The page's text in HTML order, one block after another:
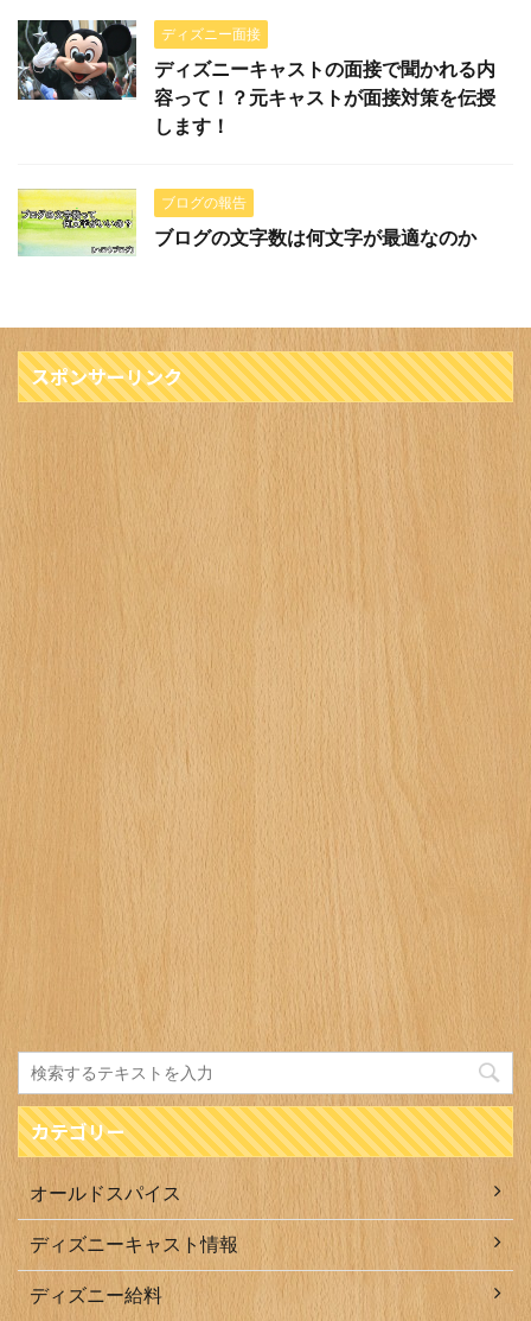
ディズニー面接
ディズニーキャストの面接で聞かれる内
容って！？元キャストが面接対策を伝授
します！
ブログの報告
ブログの文字数は何文字が最適なのか
スポンサーリンク
カテゴリー
オールドスパイス
ディズニーキャスト情報
ディズニー給料